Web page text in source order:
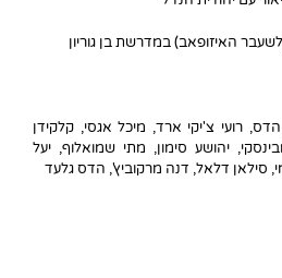
רועי צ'יקי ארד, מיכל אגסי, קלקידן
יהושע סימון, מתי שמואלוף, יעל
סילאן דלאל, דנה מרקוביץ', הדס גלעד